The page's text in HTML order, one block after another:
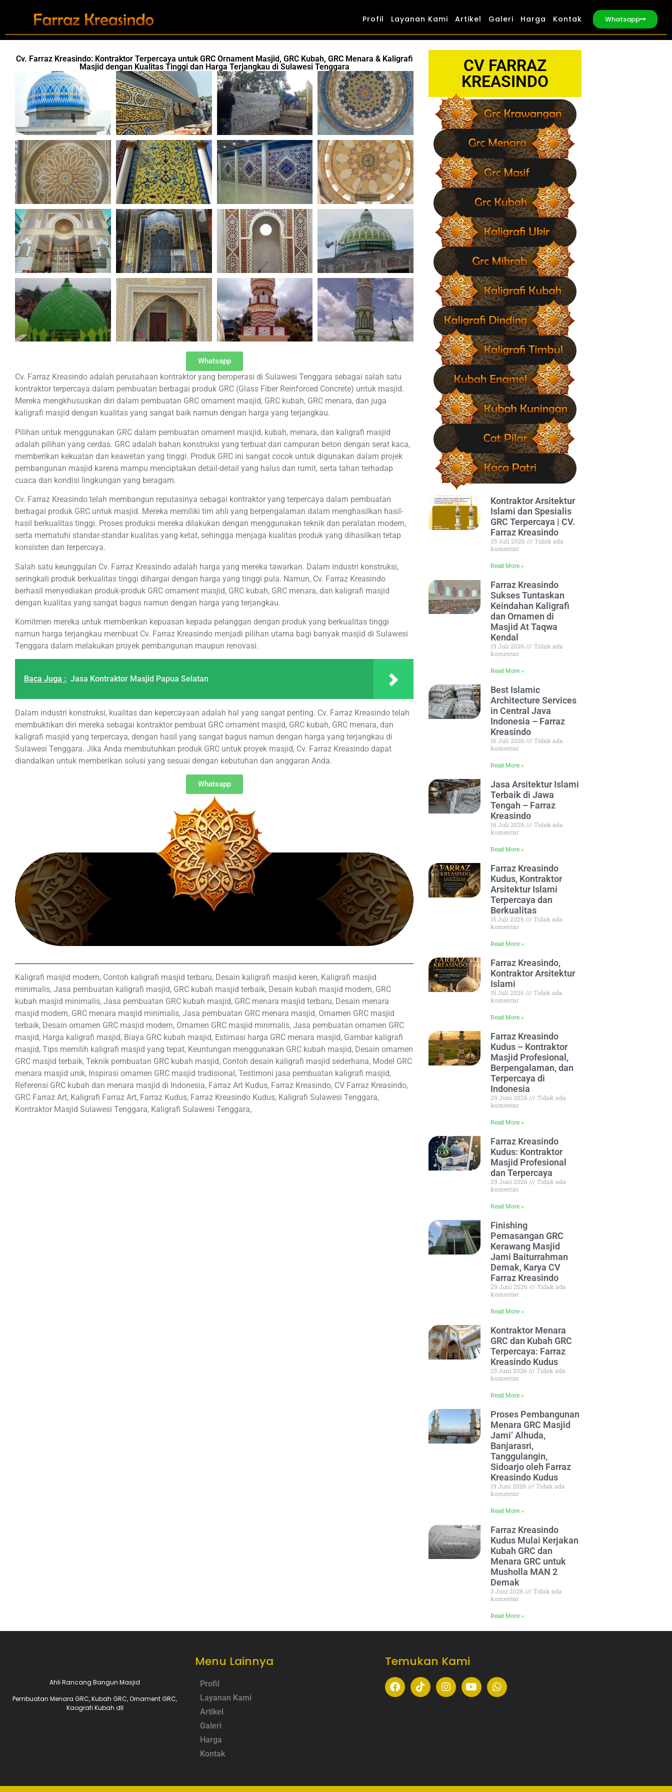
Profil Layanan Kami Artikel Galeri Harga Kontak Whatsapp
Cv. Farraz Kreasindo: Kontraktor Terpercaya untuk GRC Ornament Masjid, GRC Kubah, GRC Menara & Kaligrafi
Masjid dengan Kualitas Tinggi dan Harga Terjangkau di Sulawesi Tenggara
Whatsapp
Cv. Farraz Kreasindo adalah perusahaan kontraktor yang beroperasi di Sulawesi Tenggara sebagai salah satu
kontraktor terpercaya dalam pembuatan berbagai produk GRC (Glass Fiber Reinforced Concrete) untuk masjid.
Mereka mengkhususkan diri dalam pembuatan GRC ornament masjid, GRC kubah, GRC menara, dan juga
kaligrafi masjid dengan kualitas yang sangat baik namun dengan harga yang terjangkau.
Pilihan untuk menggunakan GRC dalam pembuatan ornament masjid, kubah, menara, dan kaligrafi masjid
adalah pilihan yang cerdas. GRC adalah bahan konstruksi yang terbuat dari campuran beton dengan serat kaca,
memberikan kekuatan dan keawetan yang tinggi. Produk GRC ini sangat cocok untuk digunakan dalam projek
pembangunan masjid karena mampu menciptakan detail-detail yang halus dan rumit, serta tahan terhadap
cuaca dan kondisi lingkungan yang beragam.
Cv. Farraz Kreasindo telah membangun reputasinya sebagai kontraktor yang terpercaya dalam pembuatan
berbagai produk GRC untuk masjid. Mereka memiliki tim ahli yang berpengalaman dalam menghasilkan hasil-
hasil berkualitas tinggi. Proses produksi mereka dilakukan dengan menggunakan teknik dan peralatan modern,
serta mematuhi standar-standar kualitas yang ketat, sehingga menjaga kualitas produk yang dihasilkan tetap
konsisten dan terpercaya.
Salah satu keunggulan Cv. Farraz Kreasindo adalah harga yang mereka tawarkan. Dalam industri konstruksi,
seringkali produk berkualitas tinggi dihargai dengan harga yang tinggi pula. Namun, Cv. Farraz Kreasindo
berhasil menyediakan produk-produk GRC ornament masjid, GRC kubah, GRC menara, dan kaligrafi masjid
dengan kualitas yang sangat bagus namun dengan harga yang terjangkau.
Komitmen mereka untuk memberikan kepuasan kepada pelanggan dengan produk yang berkualitas tinggi
namun harga terjangkau membuat Cv. Farraz Kreasindo menjadi pilihan utama bagi banyak masjid di Sulawesi
Tenggara dalam melakukan proyek pembangunan maupun renovasi.
Baca Juga : Jasa Kontraktor Masjid Papua Selatan
Dalam industri konstruksi, kualitas dan kepercayaan adalah hal yang sangat penting. Cv. Farraz Kreasindo telah
membuktikan diri mereka sebagai kontraktor pembuat GRC ornament masjid, GRC kubah, GRC menara, dan
kaligrafi masjid yang terpercaya, dengan hasil yang sangat bagus namun dengan harga yang terjangkau di
Sulawesi Tenggara. Jika Anda membutuhkan produk GRC untuk proyek masjid, Cv. Farraz Kreasindo dapat
diandalkan untuk memberikan solusi yang sesuai dengan kebutuhan dan anggaran Anda.
Whatsapp
Kaligrafi masjid modern, Contoh kaligrafi masjid terbaru, Desain kaligrafi masjid keren, Kaligrafi masjid
minimalis, Jasa pembuatan kaligrafi masjid, GRC kubah masjid terbaik, Desain kubah masjid modern, GRC
kubah masjid minimalis, Jasa pembuatan GRC kubah masjid, GRC menara masjid terbaru, Desain menara
masjid modern, GRC menara masjid minimalis, Jasa pembuatan GRC menara masjid, Ornamen GRC masjid
terbaik, Desain ornamen GRC masjid modern, Ornamen GRC masjid minimalis, Jasa pembuatan ornamen GRC
masjid, Harga kaligrafi masjid, Biaya GRC kubah masjid, Estimasi harga GRC menara masjid, Gambar kaligrafi
masjid, Tips memilih kaligrafi masjid yang tepat, Keuntungan menggunakan GRC kubah masjid, Desain ornamen
GRC masjid terbaik, Teknik pembuatan GRC kubah masjid, Contoh desain kaligrafi masjid sederhana, Model GRC
menara masjid unik, Inspirasi ornamen GRC masjid tradisional, Testimoni jasa pembuatan kaligrafi masjid,
Referensi GRC kubah dan menara masjid di Indonesia, Farraz Art Kudus, Farraz Kreasindo, CV Farraz Kreasindo,
GRC Farraz Art, Kaligrafi Farraz Art, Farraz Kudus, Farraz Kreasindo Kudus, Kaligrafi Sulawesi Tenggara,
Kontraktor Masjid Sulawesi Tenggara, Kaligrafi Sulawesi Tenggara,
CV FARRAZ
KREASINDO
Kontraktor Arsitektur
Islami dan Spesialis
GRC Terpercaya | CV.
Farraz Kreasindo
25 Juli 2026
Tidak ada
komentar
Read More »
Farraz Kreasindo
Sukses Tuntaskan
Keindahan Kaligrafi
dan Ornamen di
Masjid At Taqwa
Kendal
19 Juli 2026
Tidak ada
komentar
Read More »
Best Islamic
Architecture Services
in Central Java
Indonesia – Farraz
Kreasindo
16 Juli 2026
Tidak ada
komentar
Read More »
Jasa Arsitektur Islami
Terbaik di Jawa
Tengah – Farraz
Kreasindo
16 Juli 2026
Tidak ada
komentar
Read More »
Farraz Kreasindo
Kudus, Kontraktor
Arsitektur Islami
Terpercaya dan
Berkualitas
15 Juli 2026
Tidak ada
komentar
Read More »
Farraz Kreasindo,
Kontraktor Arsitektur
Islami
15 Juli 2026
Tidak ada
komentar
Read More »
Farraz Kreasindo
Kudus – Kontraktor
Masjid Profesional,
Berpengalaman, dan
Terpercaya di
Indonesia
29 Juni 2026
Tidak ada
komentar
Read More »
Farraz Kreasindo
Kudus: Kontraktor
Masjid Profesional
dan Terpercaya
29 Juni 2026
Tidak ada
komentar
Read More »
Finishing
Pemasangan GRC
Kerawang Masjid
Jami Baiturrahman
Demak, Karya CV
Farraz Kreasindo
29 Juni 2026
Tidak ada
komentar
Read More »
Kontraktor Menara
GRC dan Kubah GRC
Terpercaya: Farraz
Kreasindo Kudus
25 Juni 2026
Tidak ada
komentar
Read More »
Proses Pembangunan
Menara GRC Masjid
Jami’ Alhuda,
Banjarasri,
Tanggulangin,
Sidoarjo oleh Farraz
Kreasindo Kudus
19 Juni 2026
Tidak ada
komentar
Read More »
Farraz Kreasindo
Kudus Mulai Kerjakan
Kubah GRC dan
Menara GRC untuk
Musholla MAN 2
Demak
3 Juni 2026
Tidak ada
komentar
Read More »
Ahli Rancang Bangun Masjid
Pembuatan Menara GRC, Kubah GRC, Ornament GRC,
Kaografi Kubah dll
Menu Lainnya
Profil
Layanan Kami
Artikel
Galeri
Harga
Kontak
Temukan Kami